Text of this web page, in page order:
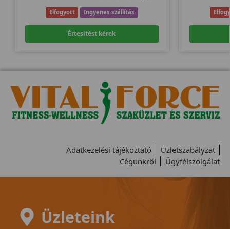
Elfogyott Ingyenes szállítás
Értesítést kérek
Adatkezelési tájékoztató
Üzletszabályzat
Cégünkről
Ügyfélszolgálat
Üzleteink